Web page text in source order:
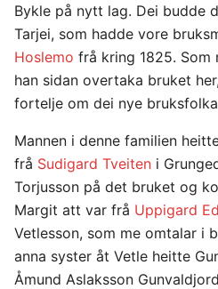
Bykle på nytt lag. Dei budde
Tarjei, som hadde vore
Hoslemo frå kring 1825.
han sidan overtaka bruket
fortelje om dei nye
Mannen i denne familien
frå Sudigard Tveiten i
Torjusson på det bruket og
Margit att var frå Uppigard
Vetlesson, som me omtalar i
anna syster åt Vetle heitte
Åmund Aslaksson